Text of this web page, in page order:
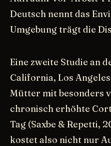
Deutsch nennt das
Umgebung trägt die
Eine zweite Studie an
California, Los
Mütter mit besonders
chronisch erhöhte
Tag (Saxbe & Repetti,
kostet also nicht nur